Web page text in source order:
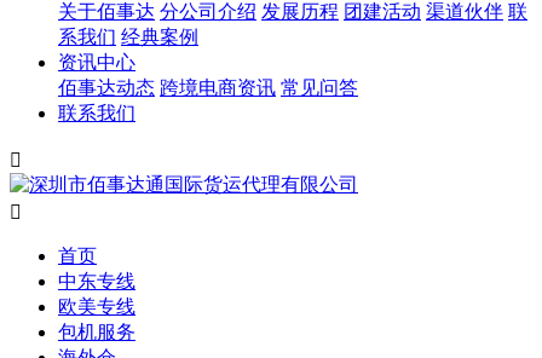
关于佰事达 分公司介绍 发展历程 团建活动 渠道伙伴 联
系我们 经典案例
资讯中心
佰事达动态 跨境电商资讯 常见问答
联系我们


首页
中东专线
欧美专线
包机服务